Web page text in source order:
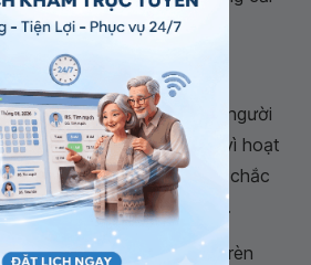
thường xuyên
xương khi về già, mọi người
thể dục thường xuyên vì hoạt
tái tạo và giữ cho xương chắc
quá trình loãng xương.
dành 30 phút cho việc rèn